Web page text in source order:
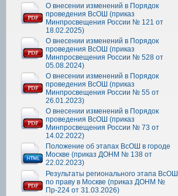
О внесении изменений в Порядок
проведения ВсОШ (приказ
Минпросвещения России № 121 от
18.02.2025)
О внесении изменений в Порядок
проведения ВсОШ (приказ
Минпросвещения России № 528 от
05.08.2024)
О внесении изменений в Порядок
проведения ВсОШ (приказ
Минпросвещения России № 55 от
26.01.2023)
О внесении изменений в Порядок
проведения ВсОШ (приказ
Минпросвещения России № 73 от
14.02.2022)
Положение об этапах ВсОШ в городе
Москве (приказ ДОНМ № 138 от
22.02.2023)
Результаты регионального этапа ВсОШ
по праву в Москве (приказ ДОНМ №
Пр-224 от 31.03.2026)